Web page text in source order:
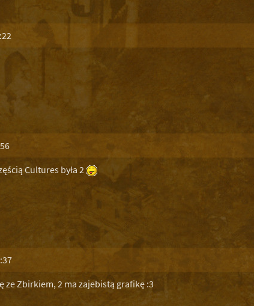
Cultures była 2
ze Zbirkiem, 2 ma zajebistą grafikę :3